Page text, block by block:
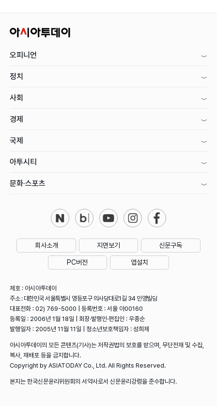
오피니언
정치
사회
경제
국제
아투시티
문화·스포츠
회사소개 지면보기 신문구독
PC버전 앱설치
제호 : 아시아투데이
주소 : 대한민국 서울특별시 영등포구 의사당대로1길 34 인영빌딩
대표전화 : 02) 769-5000 | 등록번호 : 서울 아00160
등록일 : 2006년 1월 18일 | 회장·발행인·편집인 : 우종순
발행일자 : 2005년 11월 11일 | 청소년보호책임자 : 성희제
아시아투데이의 모든 콘텐츠(기사)는 저작권법의 보호를 받으며, 무단전재 및 수집,
복사, 재배포 등을 금지합니다.
Copyright by ASIATODAY Co., Ltd. All Rights Reserved.
본지는 한국신문윤리위원회의 서약사로서 신문윤리강령을 준수합니다.